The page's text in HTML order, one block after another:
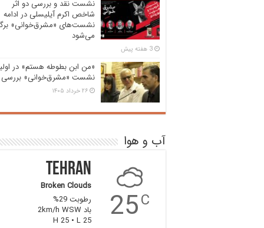
نشست نقد و بررسی دو اثر
شاخص اکرم آیلیسلی در ادامه
نشست‌های «مشرق‌خوانی»
می‌شود
3 هفته پیش
«من ابن بطوطه هستم» در
نشست «مشرق‌خوانی»
۲۶ خرداد ۱۴۰۵
آب و هوا
25C
Tehran
Broken Clouds
رطوبت 29%
باد 2km/h WSW
H 25 • L 25